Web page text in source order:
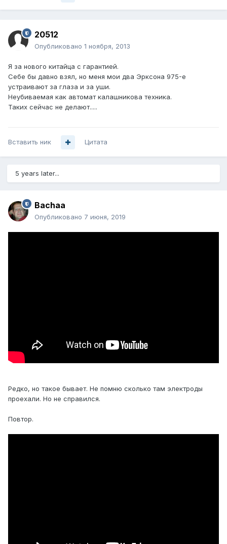
20512
Опубликовано 1 ноября, 2013
Я за нового китайца с гарантией.
Себе бы давно взял, но меня мои два Эрксона 975-е
устраивают за глаза и за уши.
Неубиваемая как автомат калашникова техника.
Таких сейчас не делают.....
Вставить ник Цитата
5 years later...
Bachaa
Опубликовано 7 июня, 2019
Редко, но такое бывает. Не помню сколько там электроды
проехали. Но не справился.
Повтор.